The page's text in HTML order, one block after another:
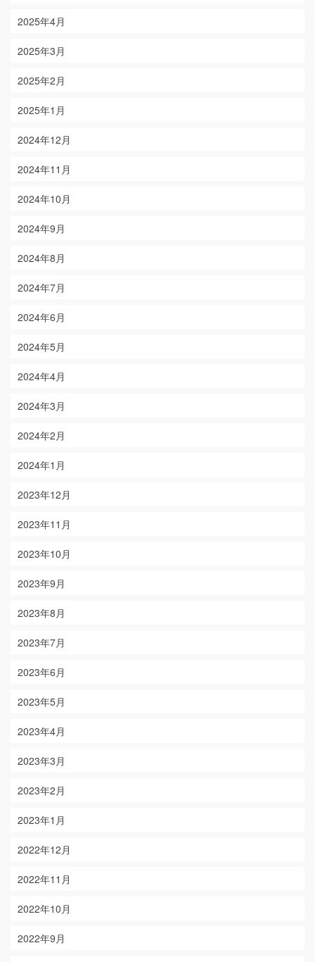
2025年4月
2025年3月
2025年2月
2025年1月
2024年12月
2024年11月
2024年10月
2024年9月
2024年8月
2024年7月
2024年6月
2024年5月
2024年4月
2024年3月
2024年2月
2024年1月
2023年12月
2023年11月
2023年10月
2023年9月
2023年8月
2023年7月
2023年6月
2023年5月
2023年4月
2023年3月
2023年2月
2023年1月
2022年12月
2022年11月
2022年10月
2022年9月